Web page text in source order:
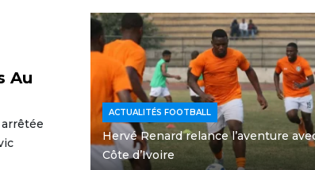
Au
arrêtée
ACTUALITÉS FOOTBALL
Hervé Renard relance l’aventure
Côte d’Ivoire